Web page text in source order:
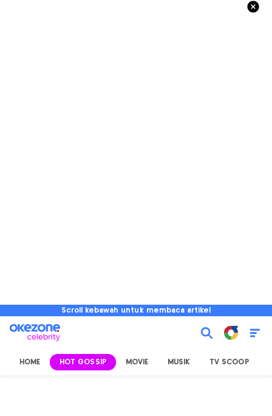
Scroll kebawah untuk membaca artikel
HOME HOT GOSSIP MOVIE MUSIK TV SCOOP